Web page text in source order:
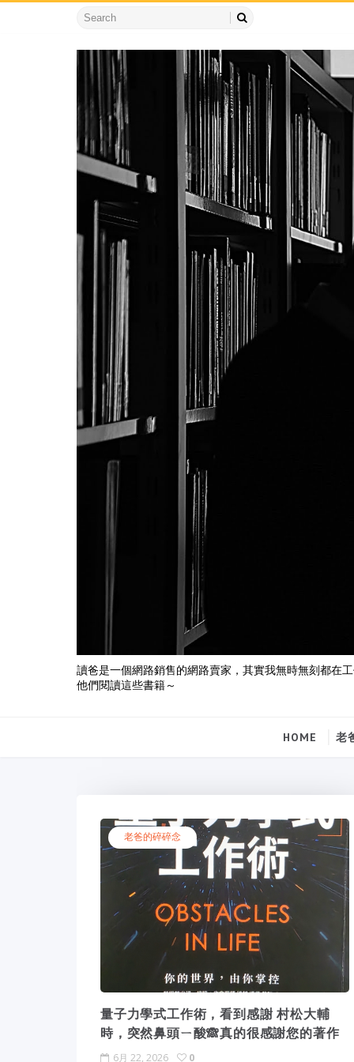
讀爸是一個網路銷售的網路賣家，其實我無時無刻都在
他們閱讀這些書籍～
HOME 老
老爸的碎碎念
量子力學式工作術，看到感謝 村松大輔
時，突然鼻頭ㄧ酸🙈真的很感謝您的著作
6月 22, 2026 0